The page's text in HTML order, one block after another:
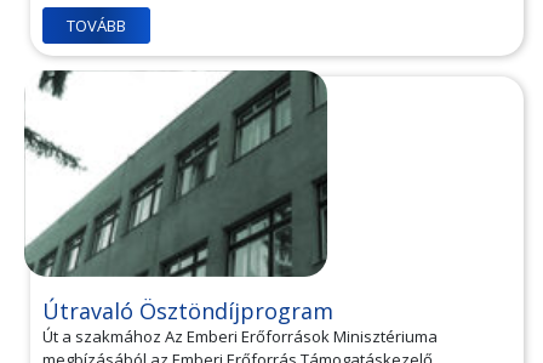
TOVÁBB
Útravaló Ösztöndíjprogram
Út a szakmához Az Emberi Erőforrások Minisztériuma